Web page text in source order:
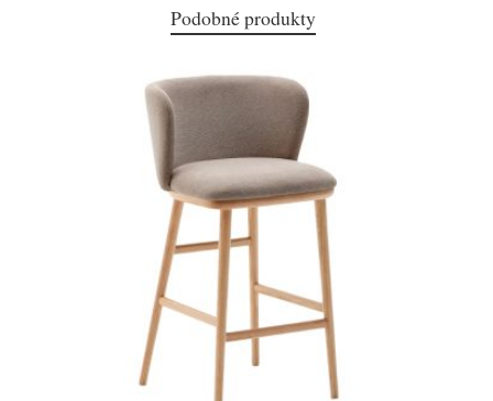
Podobné produkty